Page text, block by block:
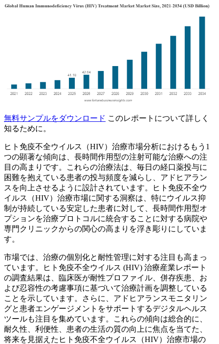
無料サンプルをダウンロード このレポートについて詳しく
知るために。
ヒト免疫不全ウイルス（HIV）治療市場分析におけるもう1
つの顕著な傾向は、長時間作用型の注射可能な治療への注
目の高まりです。これらの治療法は、毎日の経口薬投与に
困難を抱えている患者の投与頻度を減らし、アドヒアラン
スを向上させるように設計されています。ヒト免疫不全ウ
イルス（HIV）治療市場に関する洞察は、特にウイルス抑
制が持続している安定した患者に対して、長時間作用型オ
プションを治療プロトコルに統合することに対する病院や
専門クリニックからの関心の高まりを浮き彫りにしていま
す。
市場では、治療の個別化と耐性管理に対する注目も高まっ
ています。ヒト免疫不全ウイルス (HIV) 治療産業レポート
の調査結果は、臨床医が耐性プロファイル、併存疾患、お
よび忍容性の考慮事項に基づいて治療計画を調整している
ことを示しています。さらに、アドヒアランスモニタリン
グと患者エンゲージメントをサポートするデジタルヘルス
ツールも注目を集めています。これらの傾向は総合的に、
耐久性、利便性、患者の生活の質の向上に焦点を当てた、
将来を見据えたヒト免疫不全ウイルス（HIV）治療市場の